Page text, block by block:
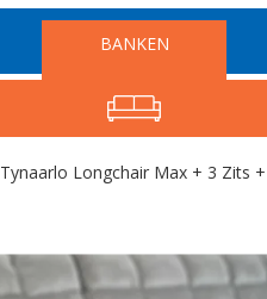
BANKEN
Tynaarlo Longchair Max + 3 Zits